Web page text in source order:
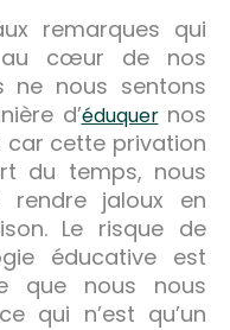
remarques qui
au cœur de nos
ne nous sentons
d’éduquernos
car cette privation
du temps, nous
jaloux en
Le risque de
éducative est
que nous nous
qui n’est qu’un